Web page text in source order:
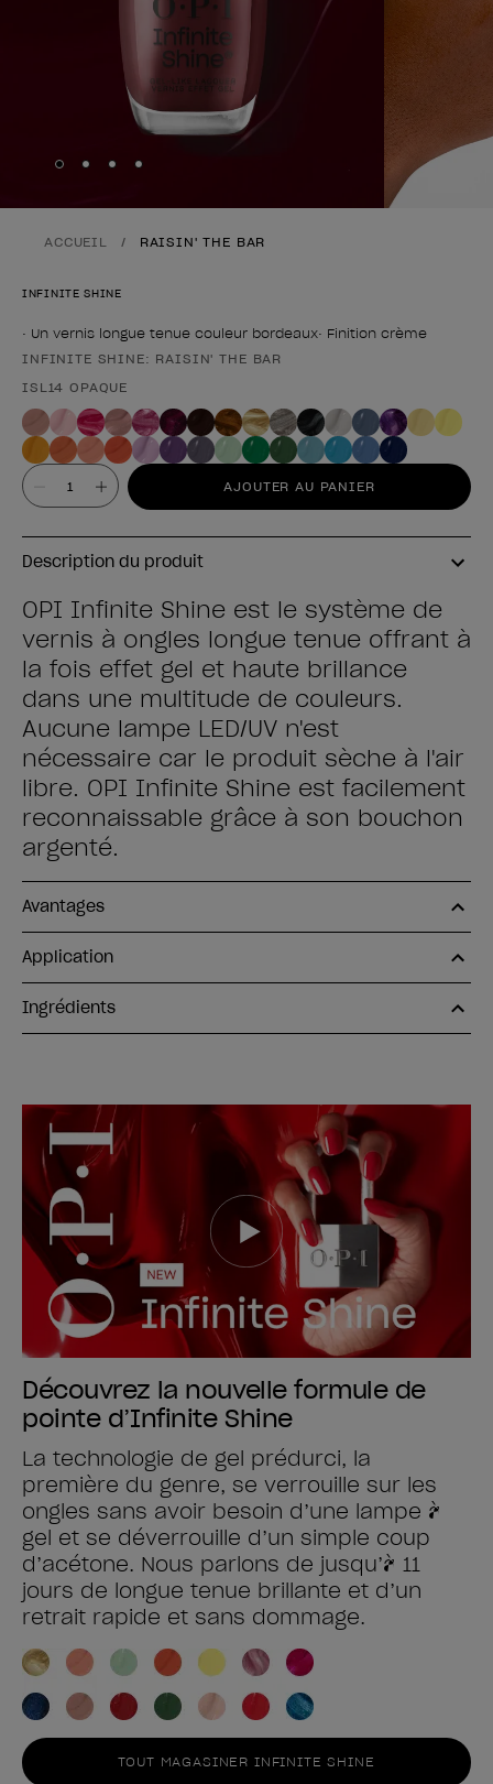
Skip to slide
Skip to slide
Skip to slide
Skip to slide
ACCUEIL RAISIN' THE BAR
INFINITE SHINE
• Un vernis longue tenue couleur bordeaux• Finition crème
Forme du produit
INFINITE SHINE: RAISIN' THE BAR
ISL14 OPAQUE
Valeur AJOUTER AU PANIER
Description du produit
OPI Infinite Shine est le système de
vernis à ongles longue tenue offrant à
la fois effet gel et haute brillance
dans une multitude de couleurs.
Aucune lampe LED/UV n'est
nécessaire car le produit sèche à l'air
libre. OPI Infinite Shine est facilement
reconnaissable grâce à son bouchon
argenté.
Avantages
Application
Ingrédients
Découvrez la nouvelle formule de
pointe d’Infinite Shine
La technologie de gel prédurci, la
première du genre, se verrouille sur les
ongles sans avoir besoin d’une lampe à
gel et se déverrouille d’un simple coup
d’acétone. Nous parlons de jusqu’à 11
jours de longue tenue brillante et d’un
retrait rapide et sans dommage.
TOUT MAGASINER INFINITE SHINE